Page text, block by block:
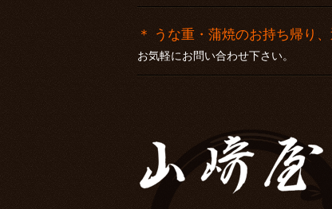
＊ うな重・蒲焼のお持ち帰り
お気軽にお問い合わせ下さい。